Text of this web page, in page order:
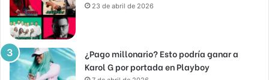
23 de abril de 2026
¿Pago millonario? Esto podría ganar a
Karol G por portada en Playboy